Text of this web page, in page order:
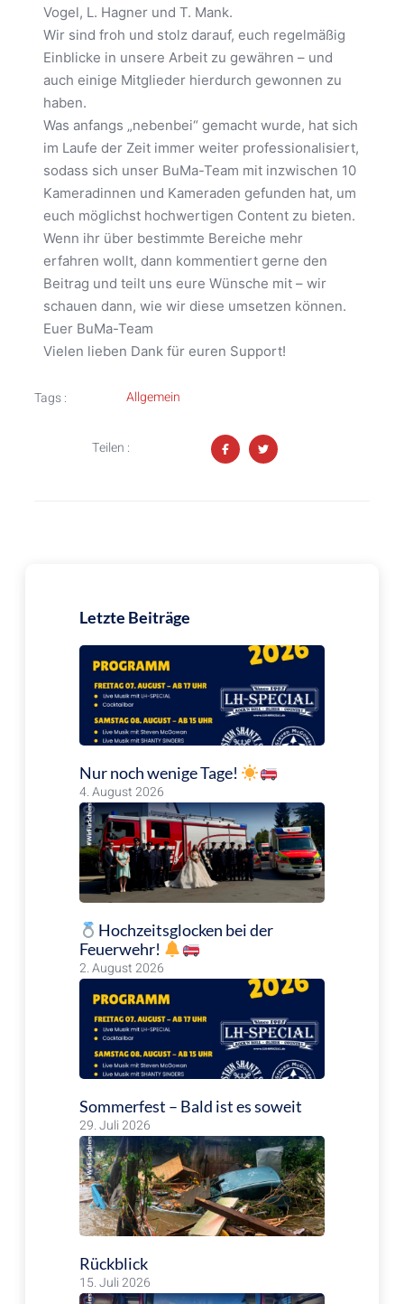
Vogel, L. Hagner und T. Mank.
Wir sind froh und stolz darauf, euch regelmäßig
Einblicke in unsere Arbeit zu gewähren – und
auch einige Mitglieder hierdurch gewonnen zu
haben.
Was anfangs „nebenbei“ gemacht wurde, hat sich
im Laufe der Zeit immer weiter professionalisiert,
sodass sich unser BuMa-Team mit inzwischen 10
Kameradinnen und Kameraden gefunden hat, um
euch möglichst hochwertigen Content zu bieten.
Wenn ihr über bestimmte Bereiche mehr
erfahren wollt, dann kommentiert gerne den
Beitrag und teilt uns eure Wünsche mit – wir
schauen dann, wie wir diese umsetzen können.
Euer BuMa-Team
Vielen lieben Dank für euren Support!
Tags : Allgemein
Teilen :
Letzte Beiträge
Nur noch wenige Tage!
4. August 2026
Hochzeitsglocken bei der
Feuerwehr!
2. August 2026
Sommerfest – Bald ist es soweit
29. Juli 2026
Rückblick
15. Juli 2026